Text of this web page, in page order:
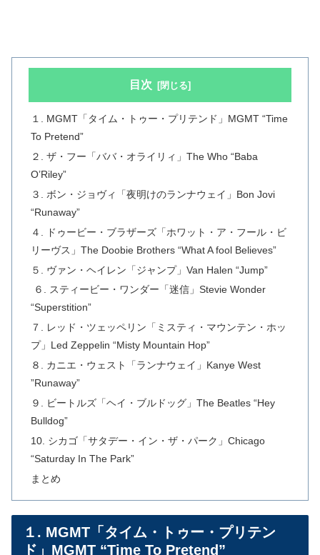
目次
１. MGMT「タイム・トゥー・プリテンド」MGMT “Time
To Pretend”
２. ザ・フー「ババ・オライリィ」The Who “Baba
O’Riley”
３. ボン・ジョヴィ「夜明けのランナウェイ」Bon Jovi
“Runaway”
４. ドゥービー・ブラザーズ「ホワット・ア・フール・ビ
リーヴス」The Doobie Brothers “What A fool Believes”
５. ヴァン・ヘイレン「ジャンプ」Van Halen “Jump”
６. スティービー・ワンダー「迷信」Stevie Wonder
“Superstition”
７. レッド・ツェッペリン「ミスティ・マウンテン・ホッ
プ」Led Zeppelin “Misty Mountain Hop”
８. カニエ・ウェスト「ランナウェイ」Kanye West
”Runaway”
９. ビートルズ「ヘイ・ブルドッグ」The Beatles “Hey
Bulldog”
10. シカゴ「サタデー・イン・ザ・パーク」Chicago
“Saturday In The Park”
まとめ
１. MGMT「タイム・トゥー・プリテン
ド」MGMT “Time To Pretend”